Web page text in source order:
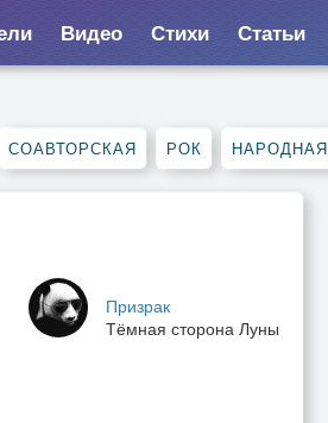
Видео Стихи Статьи
СОАВТОРСКАЯ РОК НАРОДНАЯ
Призрак
Тёмная сторона Луны